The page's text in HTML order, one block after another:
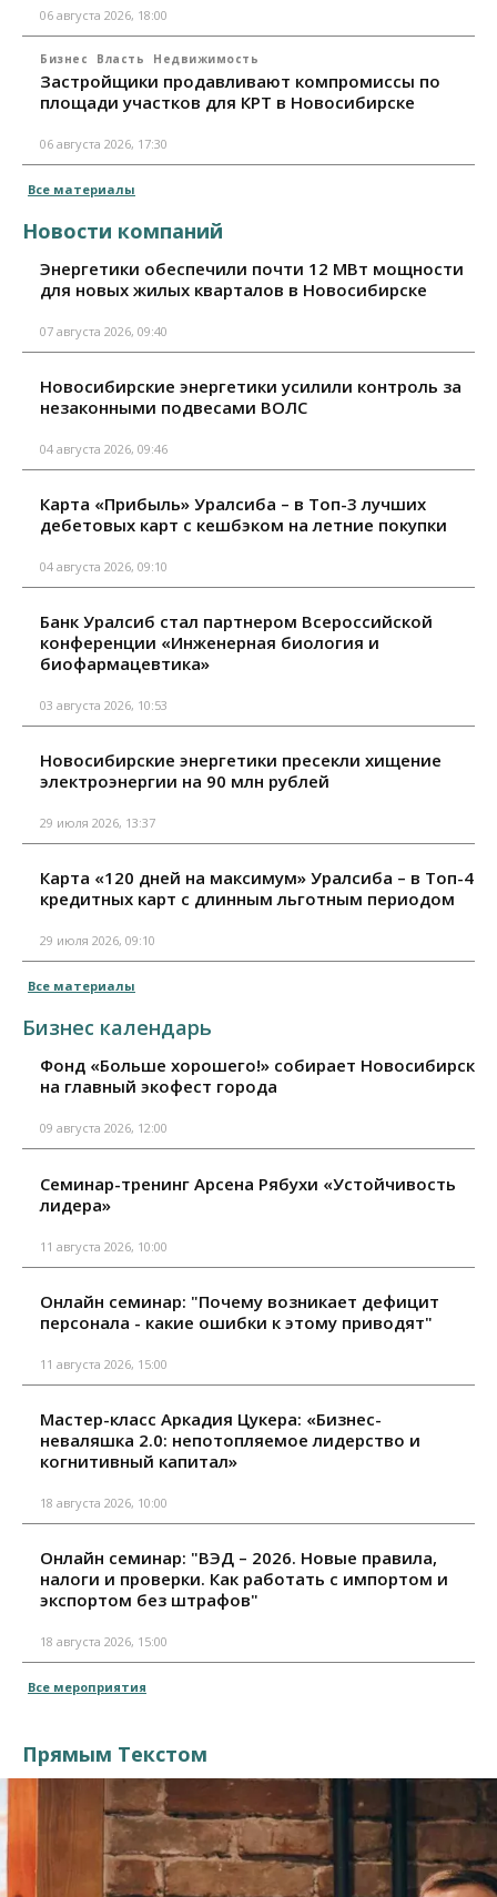
06 августа 2026, 18:00
Бизнес Власть Недвижимость
Застройщики продавливают компромиссы по
площади участков для КРТ в Новосибирске
06 августа 2026, 17:30
Все материалы
Новости компаний
Энергетики обеспечили почти 12 МВт мощности
для новых жилых кварталов в Новосибирске
07 августа 2026, 09:40
Новосибирские энергетики усилили контроль за
незаконными подвесами ВОЛС
04 августа 2026, 09:46
Карта «Прибыль» Уралсиба – в Топ-3 лучших
дебетовых карт с кешбэком на летние покупки
04 августа 2026, 09:10
Банк Уралсиб стал партнером Всероссийской
конференции «Инженерная биология и
биофармацевтика»
03 августа 2026, 10:53
Новосибирские энергетики пресекли хищение
электроэнергии на 90 млн рублей
29 июля 2026, 13:37
Карта «120 дней на максимум» Уралсиба – в Топ-4
кредитных карт с длинным льготным периодом
29 июля 2026, 09:10
Все материалы
Бизнес календарь
Фонд «Больше хорошего!» собирает Новосибирск
на главный экофест города
09 августа 2026, 12:00
Семинар-тренинг Арсена Рябухи «Устойчивость
лидера»
11 августа 2026, 10:00
Онлайн семинар: "Почему возникает дефицит
персонала - какие ошибки к этому приводят"
11 августа 2026, 15:00
Мастер-класс Аркадия Цукера: «Бизнес-
неваляшка 2.0: непотопляемое лидерство и
когнитивный капитал»
18 августа 2026, 10:00
Онлайн семинар: "ВЭД – 2026. Новые правила,
налоги и проверки. Как работать с импортом и
экспортом без штрафов"
18 августа 2026, 15:00
Все мероприятия
Прямым Текстом